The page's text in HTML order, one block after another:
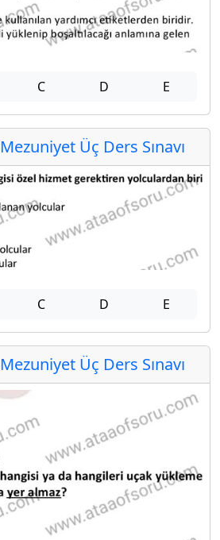
C D E
Üç Ders Sınavı
C D E
Üç Ders Sınavı